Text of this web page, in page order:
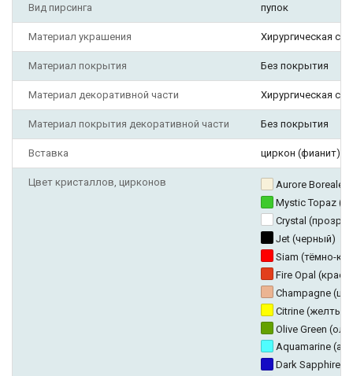
Вид пирсинга пупок
Материал украшения Хирургическая
Материал покрытия Без покрытия
Материал декоративной части Хирургическая
Материал покрытия декоративной части Без покрытия
Вставка циркон (фианит)
Цвет кристаллов, цирконов
Aurore Boreale
Mystic Topaz
Crystal
Jet (черный)
Siam (тёмно-
Fire Opal
Champagne
Citrine (желтый)
Olive Green
Aquamarine
Dark Sapphire